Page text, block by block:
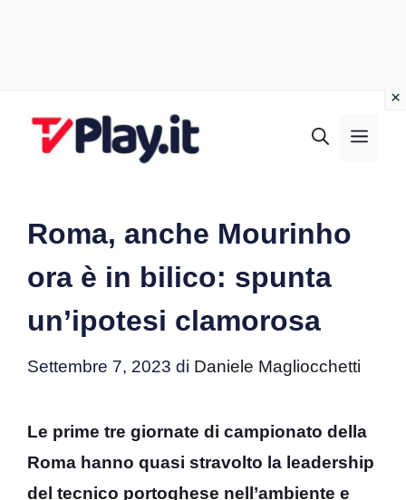
Roma, anche Mourinho
ora è in bilico: spunta
un’ipotesi clamorosa
Settembre 7, 2023 di Daniele Magliocchetti
Le prime tre giornate di campionato della
Roma hanno quasi stravolto la leadership
del tecnico portoghese nell’ambiente e